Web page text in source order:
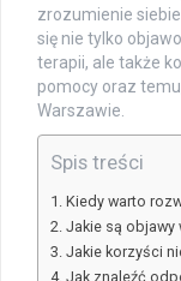
zrozumienie
się nie tylko
terapii, ale także
pomocy oraz
Warszawie.
Spis treści
Kiedy warto
Jakie są objawy
Jakie korzyści
Jak znaleźć